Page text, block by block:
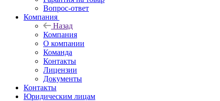
Вопрос-ответ
Компания
Назад
Компания
О компании
Команда
Контакты
Лицензии
Документы
Контакты
Юридическим лицам